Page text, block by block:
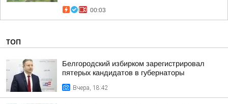
00:03
ТОП
Белгородский избирком зарегистрировал
пятерых кандидатов в губернаторы
Вчера, 18:42